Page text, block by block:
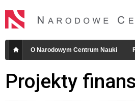
O Narodowym Centrum Nauki
Projekty